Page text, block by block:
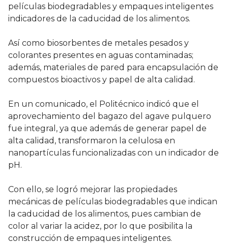
películas biodegradables y empaques inteligentes
indicadores de la caducidad de los alimentos.
Así como biosorbentes de metales pesados y
colorantes presentes en aguas contaminadas;
además, materiales de pared para encapsulación de
compuestos bioactivos y papel de alta calidad.
En un comunicado, el Politécnico indicó que el
aprovechamiento del bagazo del agave pulquero
fue integral, ya que además de generar papel de
alta calidad, transformaron la celulosa en
nanopartículas funcionalizadas con un indicador de
pH.
Con ello, se logró mejorar las propiedades
mecánicas de películas biodegradables que indican
la caducidad de los alimentos, pues cambian de
color al variar la acidez, por lo que posibilita la
construcción de empaques inteligentes.